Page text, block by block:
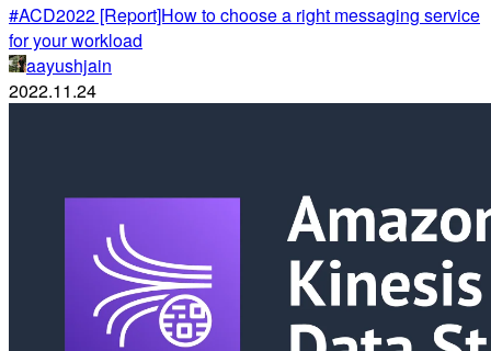
#ACD2022 [Report]How to choose a right messaging service
for your workload
aayushjain
2022.11.24